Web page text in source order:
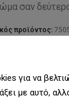
σαν
προϊόντος:
για να
με αυτό,